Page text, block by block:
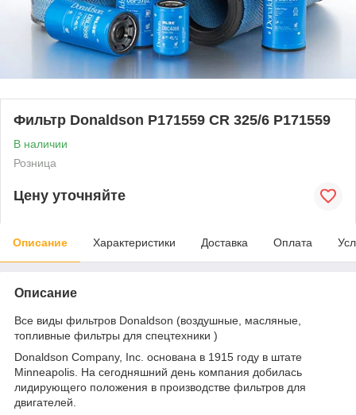
Фильтр Donaldson P171559 CR 325/6 P171559
В наличии
Розница
Цену уточняйте
Описание Характеристики Доставка Оплата
Описание
Все виды фильтров Donaldson (воздушные, масляные,
топливные фильтры для спецтехники )
Donaldson Company, Inc. основана в 1915 году в штате
Minneapolis. На сегодняшний день компания добилась
лидирующего положения в производстве фильтров для
двигателей.